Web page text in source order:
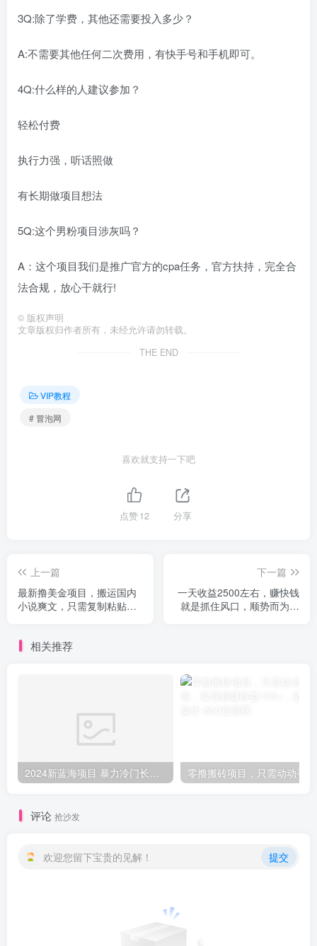
3Q:除了学费，其他还需要投入多少？
A:不需要其他任何二次费用，有快手号和手机即可。
4Q:什么样的人建议参加？
轻松付费
执行力强，听话照做
有长期做项目想法
5Q:这个男粉项目涉灰吗？
A：这个项目我们是推广官方的cpa任务，官方扶持，完全合
法合规，放心干就行!
© 版权声明
文章版权归作者所有，未经允许请勿转载。
THE END
VIP教程
# 冒泡网
喜欢就支持一下吧
点赞12 分享
上一篇
最新撸美金项目，搬运国内
小说爽文，只需复制粘贴，
下一篇
一天收益2500左右，赚快钱
就是抓住风口，顺势而为！
相关推荐
2024新蓝海项目 暴力冷门长期稳定 纯手机操作 单日收益3000+ 小白当天上手
评论 抢沙发
欢迎您留下宝贵的见解！ 提交